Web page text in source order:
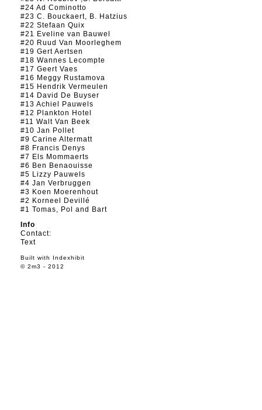
#24 Ad Cominotto
#23 C. Bouckaert, B. Hatzius
#22 Stefaan Quix
#21 Eveline van Bauwel
#20 Ruud Van Moorleghem
#19 Gert Aertsen
#18 Wannes Lecompte
#17 Geert Vaes
#16 Meggy Rustamova
#15 Hendrik Vermeulen
#14 David De Buyser
#13 Achiel Pauwels
#12 Plankton Hotel
#11 Walt Van Beek
#10 Jan Pollet
#9 Carine Altermatt
#8 Francis Denys
#7 Els Mommaerts
#6 Ben Benaouisse
#5 Lizzy Pauwels
#4 Jan Verbruggen
#3 Koen Moerenhout
#2 Korneel Devillé
#1 Tomas, Pol and Bart
Info
Contact:
Text
Built with Indexhibit
© 2m3 - 2012